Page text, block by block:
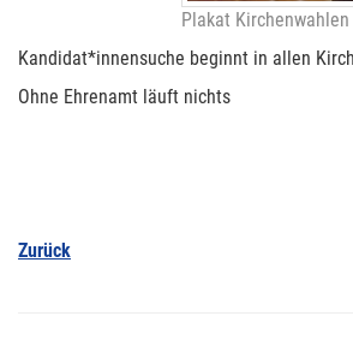
Plakat
Kandidat*innensuche beginnt in allen
Ohne Ehrenamt läuft nichts
Zurück